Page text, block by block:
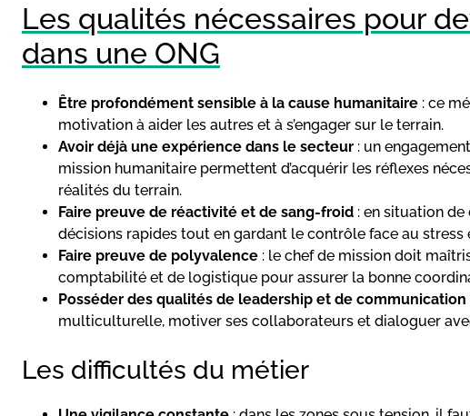
Les qualités nécessaires pour
dans une ONG
Être profondément sensible à la cause humanitaire : ce
motivation à aider les autres et à s’engager sur le terrain.
Avoir déjà une expérience dans le secteur : un
mission humanitaire permettent d’acquérir les réflexes
réalités du terrain.
Faire preuve de réactivité et de sang-froid : en situation
décisions rapides tout en gardant le contrôle face au stress
Faire preuve de polyvalence : le chef de mission doit
comptabilité et de logistique pour assurer la bonne
Posséder des qualités de leadership et de communication
multiculturelle, motiver ses collaborateurs et dialoguer
Les difficultés du métier